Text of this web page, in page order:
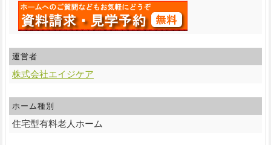
運営者
株式会社エイジケア
ホーム種別
住宅型有料老人ホーム